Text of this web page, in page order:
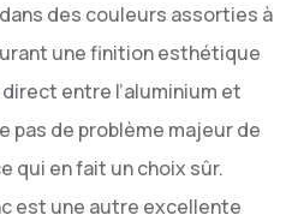
des couleurs assorties à
une finition esthétique
entre l’aluminium et
pas de problème majeur de
qui en fait un choix sûr.
est une autre excellente